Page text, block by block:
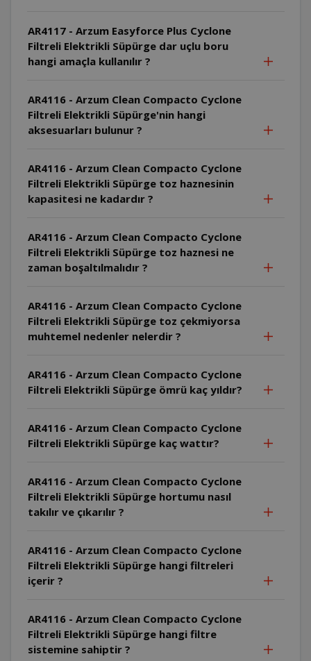
AR4117 - Arzum Easyforce Plus Cyclone
Filtreli Elektrikli Süpürge dar uçlu boru
hangi amaçla kullanılır ?
AR4116 - Arzum Clean Compacto Cyclone
Filtreli Elektrikli Süpürge'nin hangi
aksesuarları bulunur ?
AR4116 - Arzum Clean Compacto Cyclone
Filtreli Elektrikli Süpürge toz haznesinin
kapasitesi ne kadardır ?
AR4116 - Arzum Clean Compacto Cyclone
Filtreli Elektrikli Süpürge toz haznesi ne
zaman boşaltılmalıdır ?
AR4116 - Arzum Clean Compacto Cyclone
Filtreli Elektrikli Süpürge toz çekmiyorsa
muhtemel nedenler nelerdir ?
AR4116 - Arzum Clean Compacto Cyclone
Filtreli Elektrikli Süpürge ömrü kaç yıldır?
AR4116 - Arzum Clean Compacto Cyclone
Filtreli Elektrikli Süpürge kaç wattır?
AR4116 - Arzum Clean Compacto Cyclone
Filtreli Elektrikli Süpürge hortumu nasıl
takılır ve çıkarılır ?
AR4116 - Arzum Clean Compacto Cyclone
Filtreli Elektrikli Süpürge hangi filtreleri
içerir ?
AR4116 - Arzum Clean Compacto Cyclone
Filtreli Elektrikli Süpürge hangi filtre
sistemine sahiptir ?